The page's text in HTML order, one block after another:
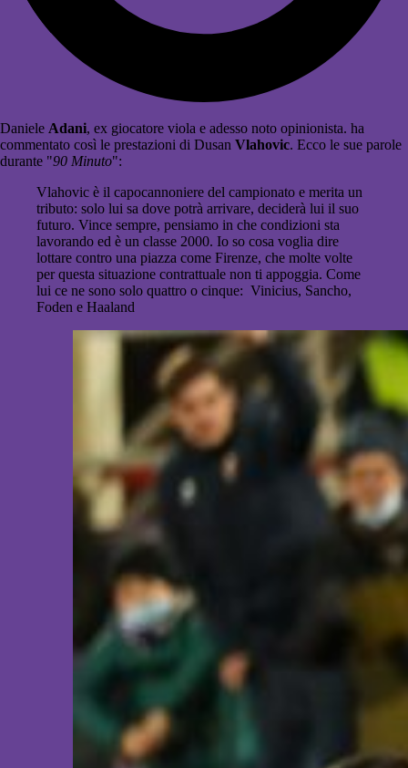
Daniele Adani, ex giocatore viola e adesso noto opinionista. ha
commentato così le prestazioni di Dusan Vlahovic. Ecco le sue parole
durante "90 Minuto":
Vlahovic è il capocannoniere del campionato e merita un
tributo: solo lui sa dove potrà arrivare, deciderà lui il suo
futuro. Vince sempre, pensiamo in che condizioni sta
lavorando ed è un classe 2000. Io so cosa voglia dire
lottare contro una piazza come Firenze, che molte volte
per questa situazione contrattuale non ti appoggia. Come
lui ce ne sono solo quattro o cinque: Vinicius, Sancho,
Foden e Haaland